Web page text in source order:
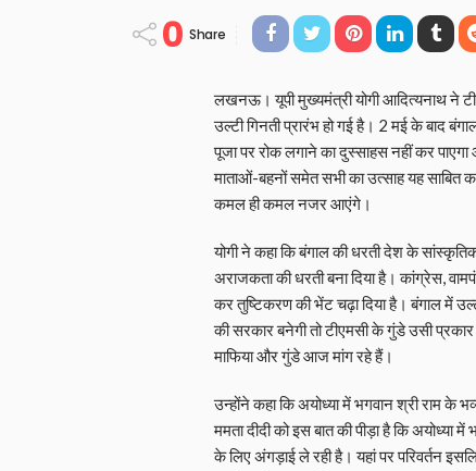
0 Share
लखनऊ। यूपी मुख्यमंत्री योगी आदित्यनाथ ने
उल्टी गिनती प्रारंभ हो गई है। 2 मई के बाद
पूजा पर रोक लगाने का दुस्साहस नहीं कर
माताओं-बहनों समेत सभी का उत्साह यह साबित
कमल ही कमल नजर आएंगे।
योगी ने कहा कि बंगाल की धरती देश के
अराजकता की धरती बना दिया है। कांग्रेस,
कर तुष्टिकरण की भेंट चढ़ा दिया है। बंगाल में
की सरकार बनेगी तो टीएमसी के गुंडे उसी
माफिया और गुंडे आज मांग रहे हैं।
उन्होंने कहा कि अयोध्या में भगवान श्री राम के
ममता दीदी को इस बात की पीड़ा है कि अयोध्या में
के लिए अंगड़ाई ले रही है। यहां पर परिवर्तन